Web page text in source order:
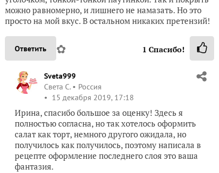
можно равномерно, и лишнего не намазать. Но это
просто на мой вкус. В остальном никаких претензий!
Ответить ✿ 1 Спасибо!
Sveta999
Света С.
Россия
15 декабря 2019, 17:18
Ирина, спасибо большое за оценку! Здесь я
полностью согласна, но так хотелось оформить
салат как торт, немного другого ожидала, но
получилось как получилось, поэтому написала в
рецепте оформление последнего слоя это ваша
фантазия.